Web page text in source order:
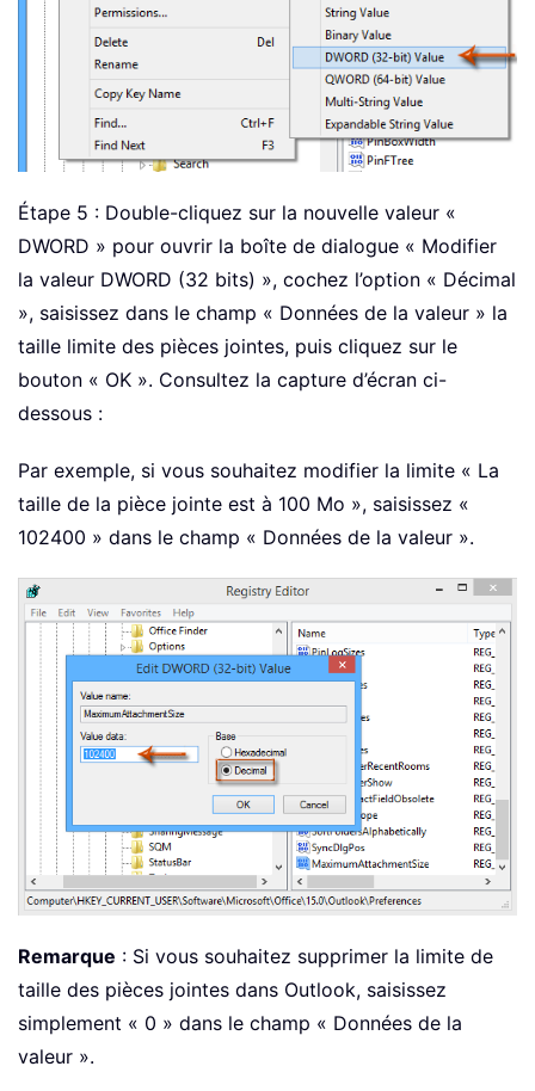
Étape 5 : Double-cliquez sur la nouvelle valeur «
DWORD » pour ouvrir la boîte de dialogue « Modifier
la valeur DWORD (32 bits) », cochez l’option « Décimal
», saisissez dans le champ « Données de la valeur » la
taille limite des pièces jointes, puis cliquez sur le
bouton « OK ». Consultez la capture d’écran ci-
dessous :
Par exemple, si vous souhaitez modifier la limite « La
taille de la pièce jointe est à 100 Mo », saisissez «
102400 » dans le champ « Données de la valeur ».
Remarque : Si vous souhaitez supprimer la limite de
taille des pièces jointes dans Outlook, saisissez
simplement « 0 » dans le champ « Données de la
valeur ».